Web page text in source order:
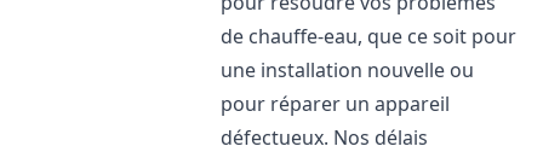
de chauffe-eau, que ce soit pour
une installation nouvelle ou
pour réparer un appareil
défectueux. Nos délais